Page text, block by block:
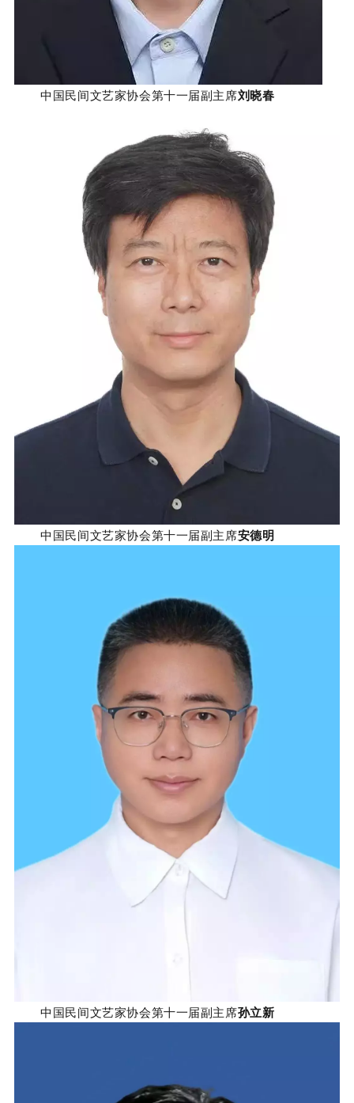
中国民间文艺家协会第十一届副主席刘晓春
中国民间文艺家协会第十一届副主席安德明
中国民间文艺家协会第十一届副主席孙立新